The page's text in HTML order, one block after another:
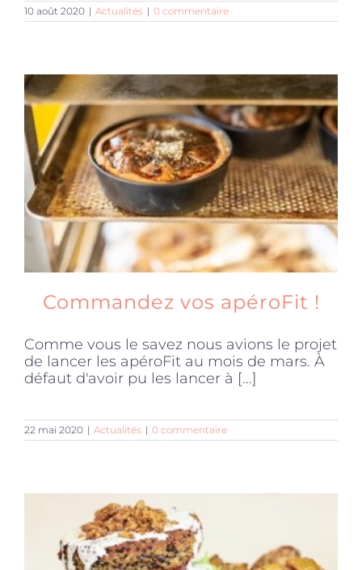
10 août 2020 | Actualités | 0 commentaire
Commandez vos apéroFit !
Comme vous le savez nous avions le projet
de lancer les apéroFit au mois de mars. À
défaut d'avoir pu les lancer à [...]
22 mai 2020 | Actualités | 0 commentaire